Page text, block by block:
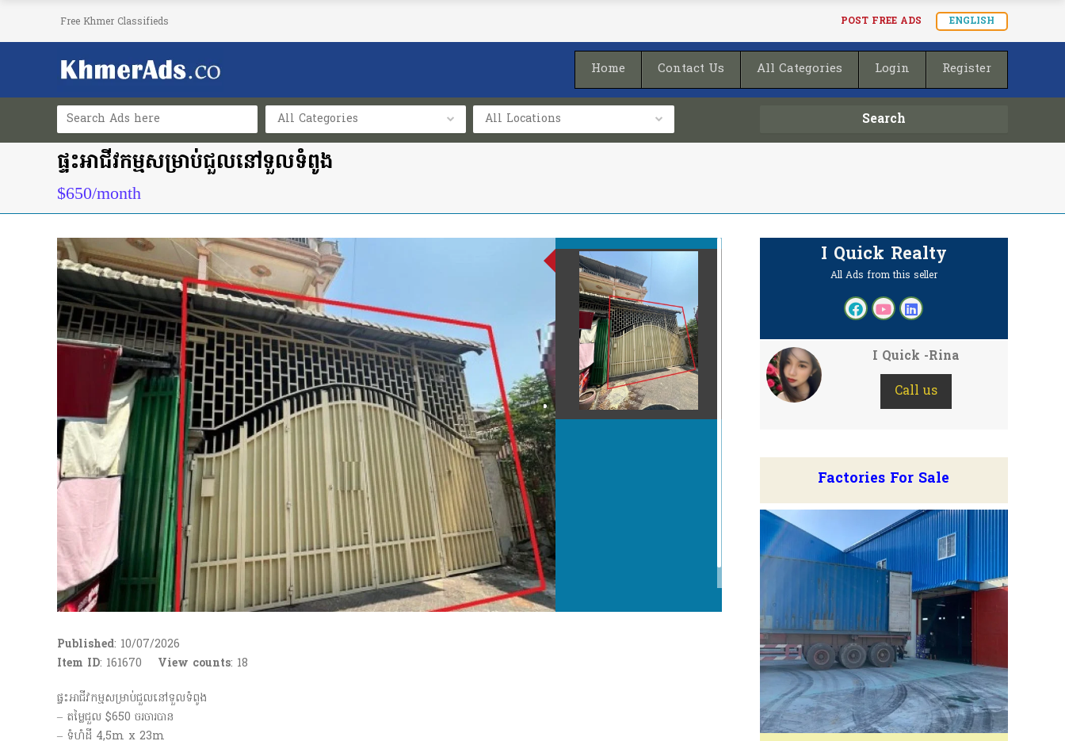
POST FREE ADS ENGLISH
Free Khmer Classifieds
Home Contact Us All Categories Login Register
All Categories All Locations Search
ផ្ទះអាជីវកម្មសម្រាប់ជួលនៅទួលទំពូង
$650/month
Published: 10/07/2026
Item ID: 161670 View counts: 18
ផ្ទះអាជីវកម្មសម្រាប់ជួលនៅទួលទំពូង
– តម្លៃជួល $650 ចរចារបាន
– ទំហំដី 4,5m x 23m
I Quick Realty
All Ads from this seller
I Quick -Rina
Call us
Factories For Sale